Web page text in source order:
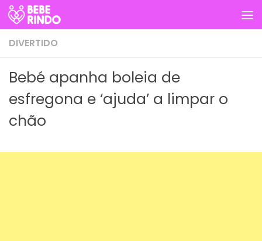
Skip to content
DIVERTIDO
Bebé apanha boleia de
esfregona e ‘ajuda’ a limpar o
chão